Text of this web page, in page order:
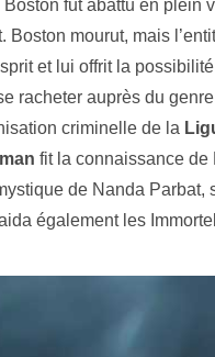
fut abattu en
Boston mourut, mais
et lui offrit la
racheter auprès du
criminelle de la
fit la connaissance de
de Nanda Parbat,
également les